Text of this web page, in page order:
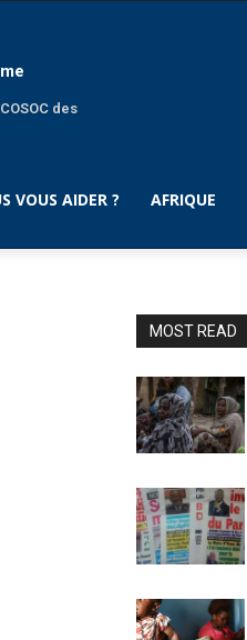
des
VOUS AIDER ? AFRIQUE
MOST READ